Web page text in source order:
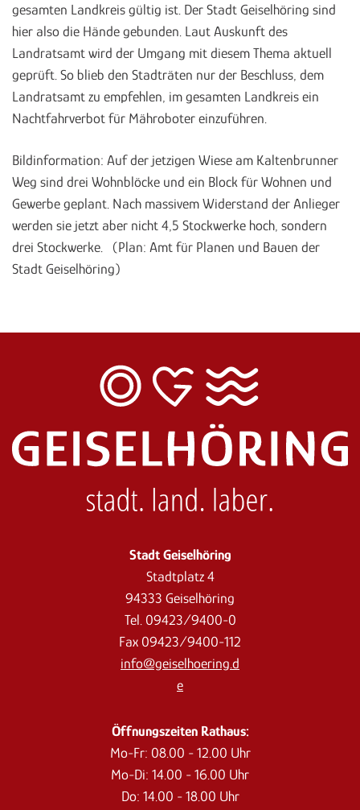
gesamten Landkreis gültig ist. Der Stadt Geiselhöring sind
hier also die Hände gebunden. Laut Auskunft des
Landratsamt wird der Umgang mit diesem Thema aktuell
geprüft. So blieb den Stadträten nur der Beschluss, dem
Landratsamt zu empfehlen, im gesamten Landkreis ein
Nachtfahrverbot für Mähroboter einzuführen.
Bildinformation: Auf der jetzigen Wiese am Kaltenbrunner
Weg sind drei Wohnblöcke und ein Block für Wohnen und
Gewerbe geplant. Nach massivem Widerstand der Anlieger
werden sie jetzt aber nicht 4,5 Stockwerke hoch, sondern
drei Stockwerke. (Plan: Amt für Planen und Bauen der
Stadt Geiselhöring)
Stadt Geiselhöring
Stadtplatz 4
94333 Geiselhöring
Tel. 09423/9400-0
Fax 09423/9400-112
info@geiselhoering.d
e
Öffnungszeiten Rathaus:
Mo-Fr: 08.00 - 12.00 Uhr
Mo-Di: 14.00 - 16.00 Uhr
Do: 14.00 - 18.00 Uhr